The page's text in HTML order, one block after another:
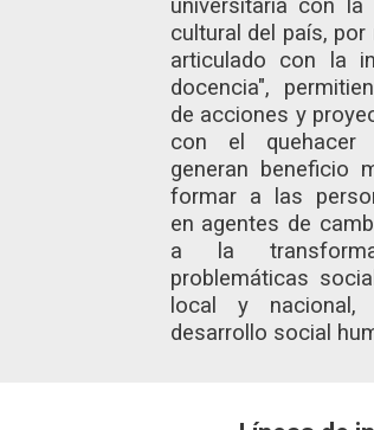
universitaria con
cultural del país,
articulado con la
docencia",
de acciones y
con el quehacer
generan beneficio
formar a las
en agentes de
a la
problemáticas
local y nacional,
desarrollo social